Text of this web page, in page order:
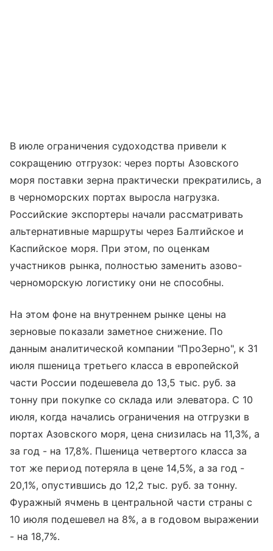
В июле ограничения судоходства привели к
сокращению отгрузок: через порты Азовского
моря поставки зерна практически прекратились, а
в черноморских портах выросла нагрузка.
Российские экспортеры начали рассматривать
альтернативные маршруты через Балтийское и
Каспийское моря. При этом, по оценкам
участников рынка, полностью заменить азово-
черноморскую логистику они не способны.
На этом фоне на внутреннем рынке цены на
зерновые показали заметное снижение. По
данным аналитической компании "ПроЗерно", к 31
июля пшеница третьего класса в европейской
части России подешевела до 13,5 тыс. руб. за
тонну при покупке со склада или элеватора. С 10
июля, когда начались ограничения на отгрузки в
портах Азовского моря, цена снизилась на 11,3%, а
за год - на 17,8%. Пшеница четвертого класса за
тот же период потеряла в цене 14,5%, а за год -
20,1%, опустившись до 12,2 тыс. руб. за тонну.
Фуражный ячмень в центральной части страны с
10 июля подешевел на 8%, а в годовом выражении
- на 18,7%.